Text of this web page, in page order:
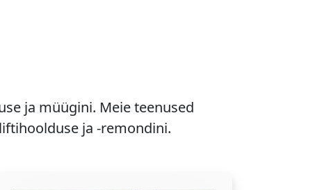
ja müügini. Meie teenused
ja -remondini.